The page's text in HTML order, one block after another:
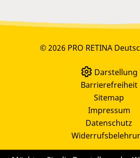
© 2026 PRO RETINA
Darstellung
Barrierefreiheit
Sitemap
Impressum
Datenschutz